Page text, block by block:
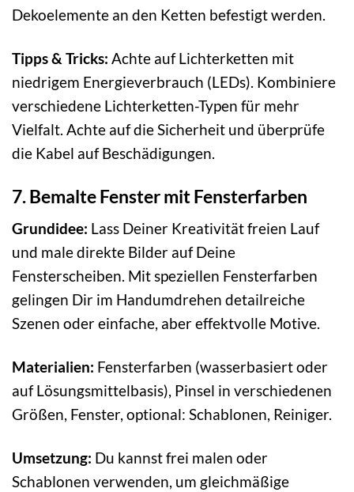
Dekoelemente an den Ketten befestigt werden.
Tipps & Tricks: Achte auf Lichterketten mit
niedrigem Energieverbrauch (LEDs). Kombiniere
verschiedene Lichterketten-Typen für mehr
Vielfalt. Achte auf die Sicherheit und überprüfe
die Kabel auf Beschädigungen.
7. Bemalte Fenster mit Fensterfarben
Grundidee: Lass Deiner Kreativität freien Lauf
und male direkte Bilder auf Deine
Fensterscheiben. Mit speziellen Fensterfarben
gelingen Dir im Handumdrehen detailreiche
Szenen oder einfache, aber effektvolle Motive.
Materialien: Fensterfarben (wasserbasiert oder
auf Lösungsmittelbasis), Pinsel in verschiedenen
Größen, Fenster, optional: Schablonen, Reiniger.
Umsetzung: Du kannst frei malen oder
Schablonen verwenden, um gleichmäßige